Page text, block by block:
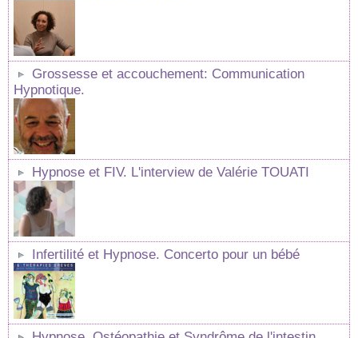
Grossesse et accouchement: Communication
Hypnotique.
Hypnose et FIV. L'interview de Valérie TOUATI
Infertilité et Hypnose. Concerto pour un bébé